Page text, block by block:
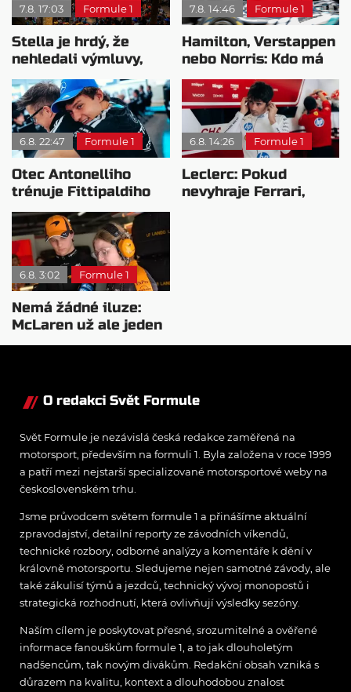
7.8. 17:03 Formule 1
Stella je hrdý, že
nehledali výmluvy,
proč nedokážou
bojovat o titul
7.8. 14:46 Formule 1
Hamilton, Verstappen
nebo Norris: Kdo má
nejvyšší plat?
6.8. 22:47 Formule 1
Otec Antonelliho
trénuje Fittipaldiho
syna: Brazilec
vychvaluje lídra
6.8. 14:26 Formule 1
Leclerc: Pokud
nevyhraje Ferrari,
6.8. 3:02 Formule 1
Nemá žádné iluze:
McLaren už ale jeden
návrat ze dna dokázal
O redakci Svět Formule
Svět Formule je nezávislá česká redakce zaměřená na
motorsport, především na formuli 1. Byla založena v roce 1999
a patří mezi nejstarší specializované motorsportové weby na
československém trhu.
Jsme průvodcem světem formule 1 a přinášíme aktuální
zpravodajství, detailní reporty ze závodních víkendů,
technické rozbory, odborné analýzy a komentáře k dění v
královně motorsportu. Sledujeme nejen samotné závody, ale
také zákulisí týmů a jezdců, technický vývoj monopostů i
strategická rozhodnutí, která ovlivňují výsledky sezóny.
Naším cílem je poskytovat přesné, srozumitelné a ověřené
informace fanouškům formule 1, a to jak dlouholetým
nadšencům, tak novým divákům. Redakční obsah vzniká s
důrazem na kvalitu, kontext a dlouhodobou znalost